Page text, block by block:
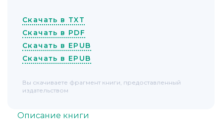
Описание книги
Скачать в TXT
Скачать в PDF
Скачать в EPUB
Скачать в EPUB
Вы скачиваете фрагмент книги, предоставленный
издательством